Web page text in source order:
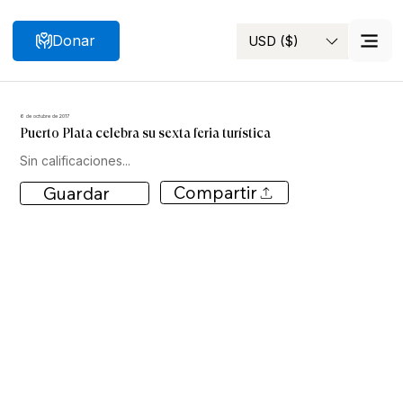
Buscar USD ($)
Donar
6 de octubre de 2017
Puerto Plata celebra su sexta feria turística
Sin calificaciones...
Guardar Compartir